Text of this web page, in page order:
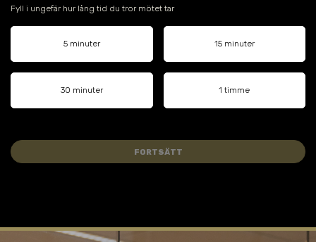
Fyll i ungefär hur lång tid du tror mötet tar
5 minuter 15 minuter
30 minuter 1 timme
FORTSÄTT